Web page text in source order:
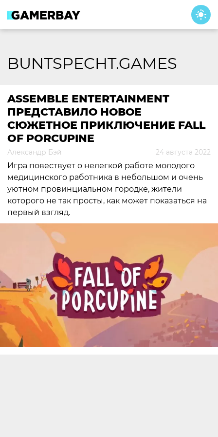
content
BUNTSPECHT.GAMES
ASSEMBLE ENTERTAINMENT
ПРЕДСТАВИЛО НОВОЕ
СЮЖЕТНОЕ ПРИКЛЮЧЕНИЕ FALL
OF PORCUPINE
Александр Бэй 24 августа 2022
Игра повествует о нелегкой работе молодого
медицинского работника в небольшом и очень
уютном провинциальном городке, жители
которого не так просты, как может показаться на
первый взгляд.